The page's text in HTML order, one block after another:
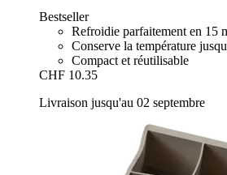
Bestseller
Refroidie parfaitement en 15
Conserve la température
Compact et réutilisable
CHF 10.35
Livraison jusqu'au 02 septembre